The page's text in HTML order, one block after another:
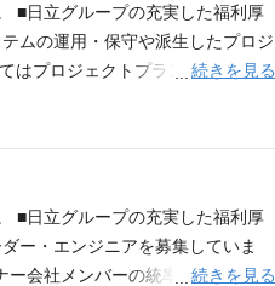
スケア業界向けに、IT化構想支
■日立グループの充実した福利厚
ムの運用・保守や派生したプロジ
はプロジェクトプランニング、要
界向けの知識、ノウハウを身に
工場系システム)の運用・保守、
ーまたはサブリーダーのご経験
開発・運用保守まで、一気通貫し
続きを見る
■日立グループの充実した福利厚
ー・エンジニアを募集していま
ー会社メンバーの統率、リクエス
続きを見る